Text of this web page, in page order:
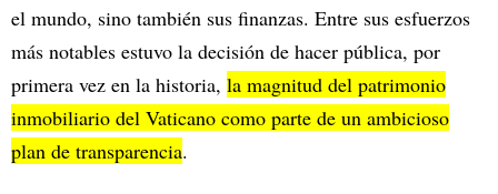
el mundo, sino también sus finanzas. Entre sus esfuerzos
más notables estuvo la decisión de hacer pública, por
primera vez en la historia, la magnitud del patrimonio
inmobiliario del Vaticano como parte de un ambicioso
plan de transparencia.